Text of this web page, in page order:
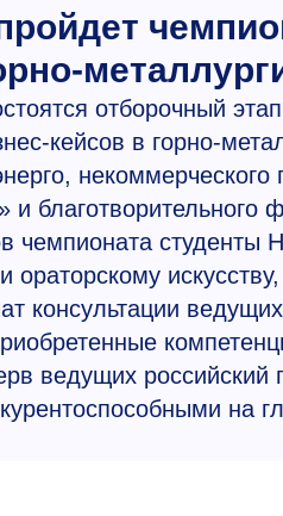
отборочный
кейсов в горно-
и
чемпионата
ораторскому
консультации
ведущих российский
на